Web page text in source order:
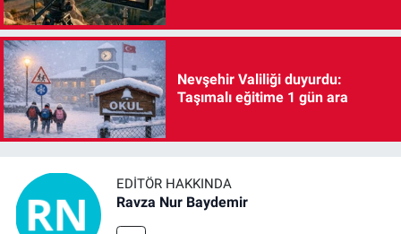
Nevşehir Valiliği duyurdu:
Taşımalı eğitime 1 gün ara
EDITÖR HAKKINDA
Ravza Nur Baydemir